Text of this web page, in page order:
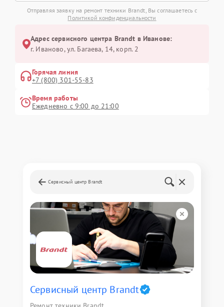
Отправляя заявку на ремонт техники Brandt, Вы соглашаетесь с
Политикой конфиденциальности
Адрес сервисного центра Brandt в Иванове:
г. Иваново, ул. Багаева, 14, корп. 2
Горячая линия
+7 (800) 301-55-83
Время работы
Ежедневно с 9:00 до 21:00
Сервисный центр Brandt
Сервисный центр Brandt